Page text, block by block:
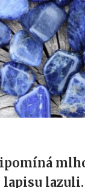
lapisu